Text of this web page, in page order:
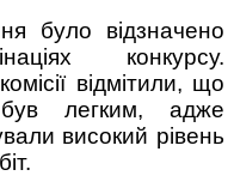
було відзначено
конкурсу.
відмітили, що
легким, адже
високий рівень